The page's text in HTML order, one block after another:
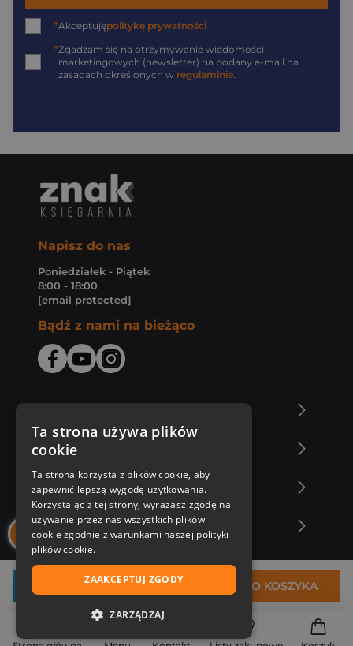
28,30 zł DO KOSZYKA
*Akceptujępolitykę prywatności
*Zgadzam się na otrzymywanie wiadomości
marketingowych (newsletter) na podany e-mail na
zasadach określonych w regulaminie.
Napisz do nas
Poniedziałek - Piątek
8:00 - 18:00
[email protected]
Bądź z nami na bieżąco
Zakupy u nas
Nasza oferta
Nasi autorzy
Ta strona używa plików
cookie
Ta strona korzysta z plików cookie, aby
zapewnić lepszą wygodę użytkowania.
Korzystając z tej strony, wyrażasz zgodę na
używanie przez nas wszystkich plików
cookie zgodnie z warunkami naszej polityki
plików cookie.
ZAAKCEPTUJ ZGODY
ZARZĄDZAJ